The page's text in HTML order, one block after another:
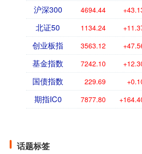
沪深300 4694.44
北证50 1134.24
创业板指 3563.12
基金指数 7242.10
国债指数 229.69
期指IC0 7877.80
话题标签